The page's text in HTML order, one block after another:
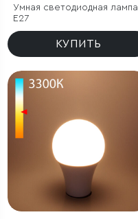
Умная светодиодная лампа
Е27
КУПИТЬ